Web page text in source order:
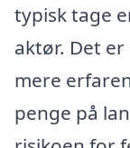
typisk tage
aktør. Det
mere
penge på